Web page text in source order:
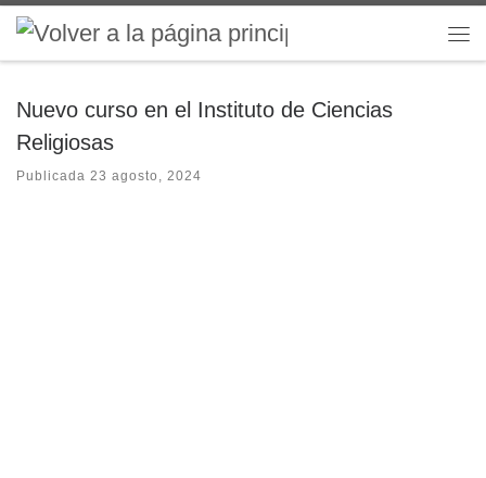
Saltar al contenido
Nuevo curso en el Instituto de Ciencias
Religiosas
Publicada 23 agosto, 2024